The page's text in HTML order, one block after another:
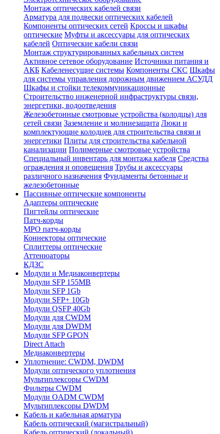
Монтаж оптических кабелей связи
Арматура для подвески оптических кабелей
Компоненты оптических сетей Кроссы и шкафы
оптические Муфты и аксессуары для оптических
кабелей Оптические кабели связи
Монтаж структурированных кабельных систем
Активное сетевое оборудование Источники питания и
АКБ Кабеленесущие системы Компоненты СКС Шкафы
для системы управления дорожным движением АСУДД
Шкафы и стойки телекоммуникационные
Строительство инженерной инфраструктуры связи,
энергетики, водоотведения
Железобетонные смотровые устройства (колодцы) для
сетей связи Заземление и молниезащита Люки и
комплектующие колодцев для строительства связи и
энергетики Плиты для строительства кабельной
канализации Полимерные смотровые устройства
Специальный инвентарь для монтажа кабеля Средства
ограждения и оповещения Трубы и аксессуары
различного назначения Фундаменты бетонные и
железобетонные
Пассивные оптические компоненты
Адаптеры оптические
Пигтейлы оптические
Патч-корды
MPO патч-корды
Коннекторы оптические
Сплиттеры оптические
Аттенюаторы
КДЗС
Модули и Медиаконвертеры
Модули SFP 155MB
Модули SFP 1Gb
Модули SFP+ 10Gb
Модули QSFP 40Gb
Модули для CWDM
Модули для DWDM
Модули SFP GPON
Direct Attach
Медиаконвертеры
Уплотнение: CWDM, DWDM
Модули оптического уплотнения
Мультиплексоры CWDM
Фильтры CWDM
Модули OADM CWDM
Мультиплексоры DWDM
Кабель и кабельная арматура
Кабель оптический (магистральный)
Кабель оптический (локальный)